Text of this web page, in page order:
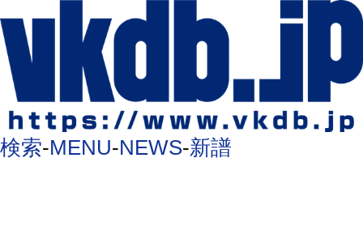
検索-MENU-NEWS-新譜